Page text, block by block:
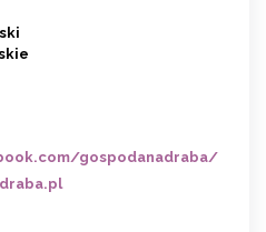
gospodanadraba/